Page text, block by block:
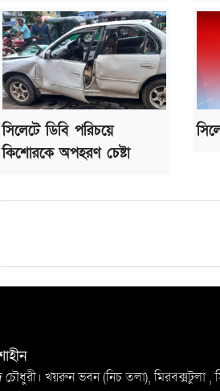
সিলেটে ডিবি পরিচয়ে
কিশোরকে অপহরণ চেষ্টা
খয়রুন ভবন (নিচ তলা), মিরবক্সটুলা ,